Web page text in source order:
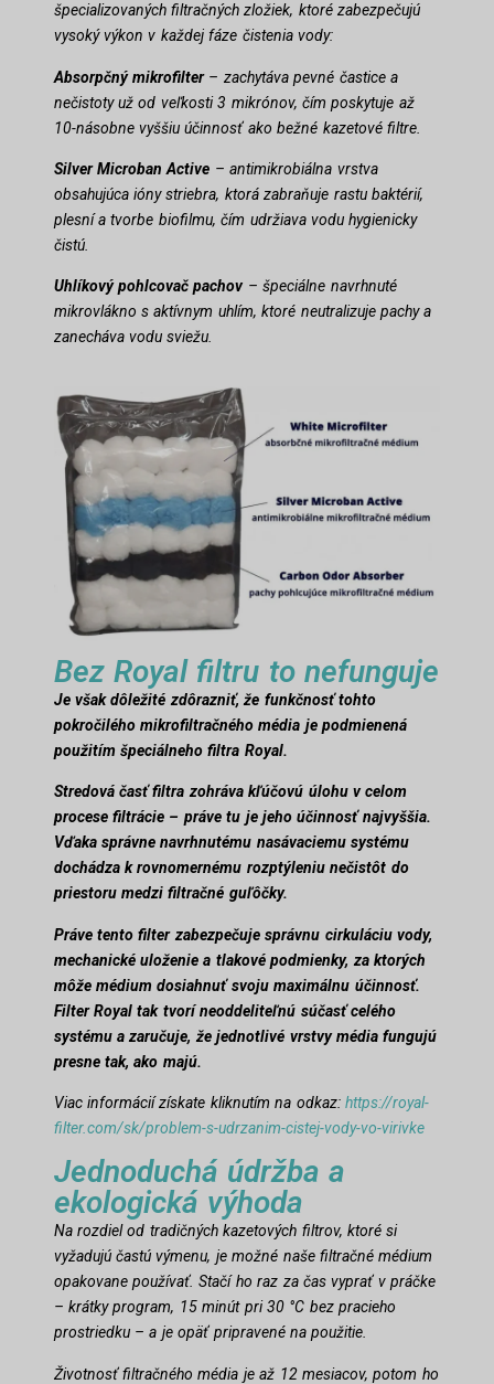
špecializovaných filtračných zložiek, ktoré zabezpečujú
vysoký výkon v každej fáze čistenia vody:
Absorpčný mikrofilter– zachytáva pevné častice a
nečistoty už od veľkosti 3 mikrónov, čím poskytuje až
10-násobne vyššiu účinnosť ako bežné kazetové filtre.
Silver Microban Active – antimikrobiálna vrstva
obsahujúca ióny striebra, ktorá zabraňuje rastu baktérií,
plesní a tvorbe biofilmu, čím udržiava vodu hygienicky
čistú.
Uhlíkový pohlcovač pachov– špeciálne navrhnuté
mikrovlákno s aktívnym uhlím, ktoré neutralizuje pachy a
zanecháva vodu sviežu.
Bez Royal filtru to nefunguje
Je však dôležité zdôrazniť, že funkčnosť tohto
pokročilého mikrofiltračného média je podmienená
použitím špeciálneho filtra Royal.
Stredová časť filtra zohráva kľúčovú úlohu v celom
procese filtrácie – práve tu je jeho účinnosť najvyššia.
Vďaka správne navrhnutému nasávaciemu systému
dochádza k rovnomernému rozptýleniu nečistôt do
priestoru medzi filtračné guľôčky.
Práve tento filter zabezpečuje správnu cirkuláciu vody,
mechanické uloženie a tlakové podmienky, za ktorých
môže médium dosiahnuť svoju maximálnu účinnosť.
Filter Royal tak tvorí neoddeliteľnú súčasť celého
systému a zaručuje, že jednotlivé vrstvy média fungujú
presne tak, ako majú.
Viac informácií získate kliknutím na odkaz: https://royal-
filter.com/sk/problem-s-udrzanim-cistej-vody-vo-virivke
Jednoduchá údržba a
ekologická výhoda
Na rozdiel od tradičných kazetových filtrov, ktoré si
vyžadujú častú výmenu, je možné naše filtračné médium
opakovane používať. Stačí ho raz za čas vyprať v práčke
– krátky program, 15 minút pri 30 °C bez pracieho
prostriedku – a je opäť pripravené na použitie.
Životnosť filtračného média je až 12 mesiacov, potom ho